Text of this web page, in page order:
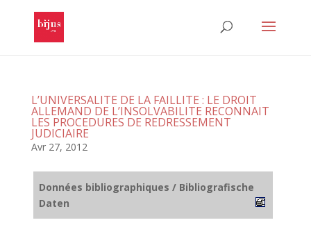
L’UNIVERSALITE DE LA FAILLITE : LE DROIT
ALLEMAND DE L’INSOLVABILITE RECONNAIT
LES PROCEDURES DE REDRESSEMENT
JUDICIAIRE
Avr 27, 2012
Données bibliographiques / Bibliografische
Daten